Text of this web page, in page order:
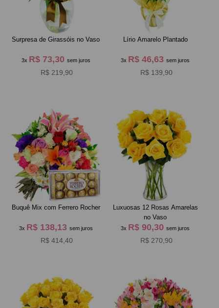
Surpresa de Girassóis no Vaso
3x R$ 73,30 sem juros
R$ 219,90
Lírio Amarelo Plantado
3x R$ 46,63sem juros
R$ 139,90
Buquê Mix com Ferrero Rocher
3x R$ 138,13 sem juros
R$ 414,40
Luxuosas 12 Rosas Amarelas
no Vaso
3x R$ 90,30sem juros
R$ 270,90